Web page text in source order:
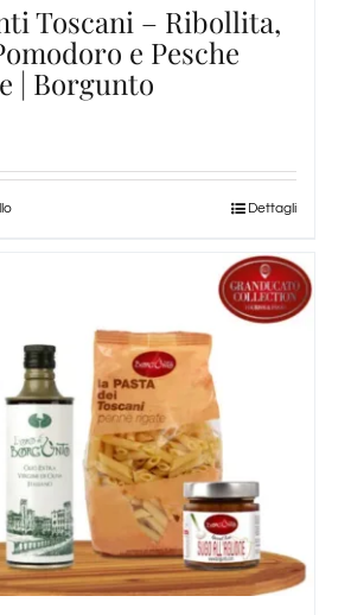
Toscani – Ribollita,
e Pesche
| Borgunto
Dettagli